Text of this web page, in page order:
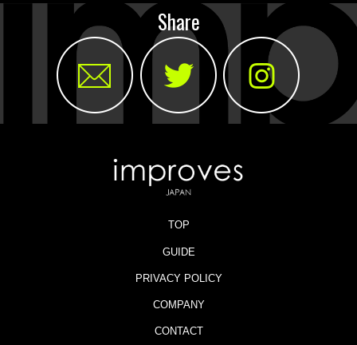
Share
TOP
GUIDE
PRIVACY POLICY
COMPANY
CONTACT